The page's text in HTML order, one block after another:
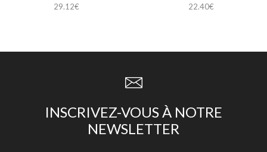
29.12€
22.40€
INSCRIVEZ-VOUS À NOTRE
NEWSLETTER